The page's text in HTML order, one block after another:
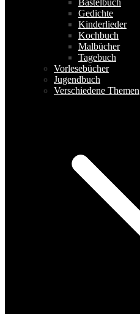
Bastelbuch
Gedichte
Kinderlieder
Kochbuch
Malbücher
Tagebuch
Vorlesebücher
Jugendbuch
Verschiedene Themen